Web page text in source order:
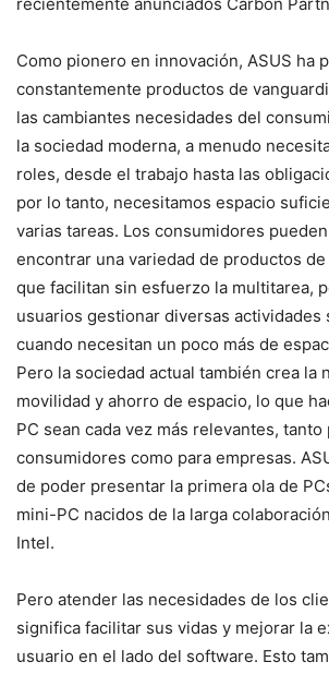
Como pionero en innovación, ASUS ha
constantemente productos de
las cambiantes necesidades del
la sociedad moderna, a menudo
roles, desde el trabajo hasta las
por lo tanto, necesitamos espacio
varias tareas. Los consumidores
encontrar una variedad de productos
que facilitan sin esfuerzo la multitarea,
usuarios gestionar diversas actividades
cuando necesitan un poco más de
Pero la sociedad actual también crea la
movilidad y ahorro de espacio, lo que
PC sean cada vez más relevantes, tanto
consumidores como para empresas.
de poder presentar la primera ola de
mini-PC nacidos de la larga
Intel.
Pero atender las necesidades de los
significa facilitar sus vidas y mejorar la
usuario en el lado del software. Esto